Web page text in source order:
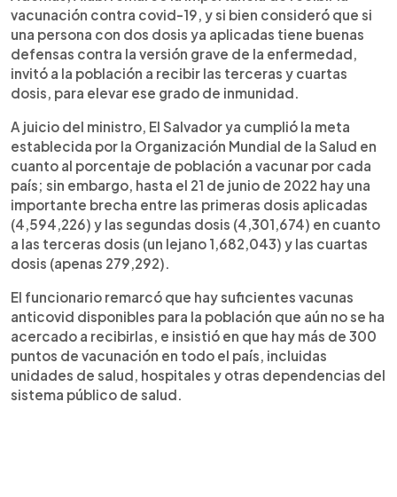
vacunación contra covid-19, y si bien consideró que si
una persona con dos dosis ya aplicadas tiene buenas
defensas contra la versión grave de la enfermedad,
invitó a la población a recibir las terceras y cuartas
dosis, para elevar ese grado de inmunidad.
A juicio del ministro, El Salvador ya cumplió la meta
establecida por la Organización Mundial de la Salud en
cuanto al porcentaje de población a vacunar por cada
país; sin embargo, hasta el 21 de junio de 2022 hay una
importante brecha entre las primeras dosis aplicadas
(4,594,226) y las segundas dosis (4,301,674) en cuanto
a las terceras dosis (un lejano 1,682,043) y las cuartas
dosis (apenas 279,292).
El funcionario remarcó que hay suficientes vacunas
anticovid disponibles para la población que aún no se ha
acercado a recibirlas, e insistió en que hay más de 300
puntos de vacunación en todo el país, incluidas
unidades de salud, hospitales y otras dependencias del
sistema público de salud.